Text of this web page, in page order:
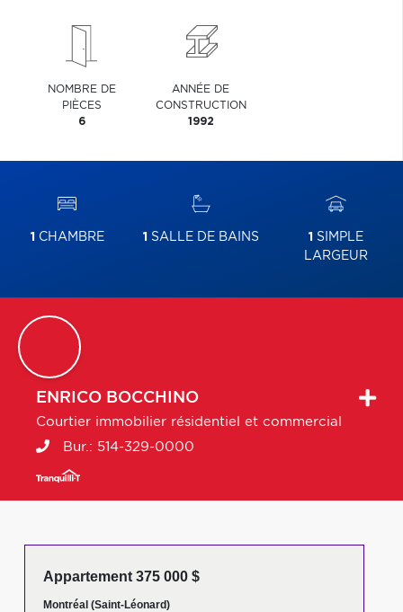
NOMBRE DE
PIÈCES
6
ANNÉE DE
CONSTRUCTION
1992
1 CHAMBRE 1 SALLE DE BAINS 1 SIMPLE
LARGEUR
ENRICO BOCCHINO
Courtier immobilier résidentiel et commercial
Bur.: 514-329-0000
Appartement 375 000 $
Montréal (Saint-Léonard)